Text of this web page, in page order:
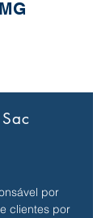
por
clientes por